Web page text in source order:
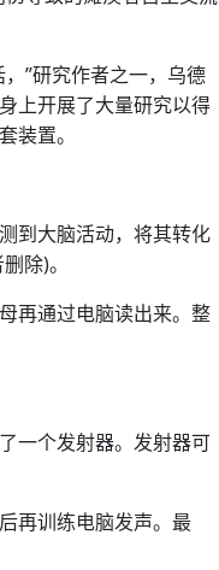
”研究作者之一，乌德
上开展了大量研究以得
装置。
到大脑活动，将其转化
除)。
再通过电脑读出来。整
一个发射器。发射器可
再训练电脑发声。最